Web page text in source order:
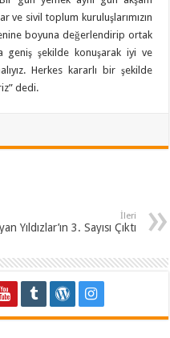
ve sivil toplum kuruluşlarımızın
boyuna değerlendirip ortak
geniş şekilde konuşarak iyi ve
Herkes kararlı bir şekilde
dedi.
İleri
Yıldızlar’ın 3. Sayısı Çıktı